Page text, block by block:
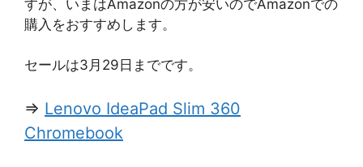
すが、いまはAmazonの方が安いのでAmazonでの
購入をおすすめします。
セールは3月29日までです。
⇒ Lenovo IdeaPad Slim 360
Chromebook